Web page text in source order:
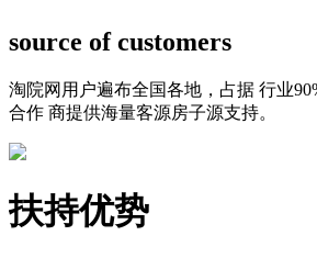
source of customers
淘院网用户遍布全国各地，占据 行业
合作 商提供海量客源房子源支持。
扶持优势